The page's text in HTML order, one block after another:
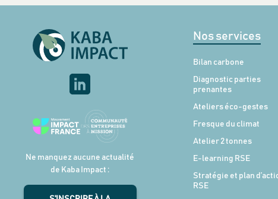
Ne manquez aucune actualité
de Kaba Impact :
Nos services
Bilan carbone
Diagnostic parties
prenantes
Ateliers éco-gestes
Fresque du climat
Atelier 2 tonnes
E-learning RSE
Stratégie et plan
RSE